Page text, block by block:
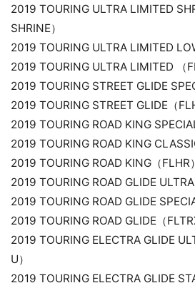
2019 TOURING ULTRA LIMITED
SHRINE）
2019 TOURING ULTRA LIMITED
2019 TOURING ULTRA LIMITED （
2019 TOURING STREET GLIDE
2019 TOURING STREET GLIDE（
2019 TOURING ROAD KING
2019 TOURING ROAD KING
2019 TOURING ROAD KING（FLHR）
2019 TOURING ROAD GLIDE ULTRA
2019 TOURING ROAD GLIDE
2019 TOURING ROAD GLIDE（
2019 TOURING ELECTRA GLIDE
U）
2019 TOURING ELECTRA GLIDE